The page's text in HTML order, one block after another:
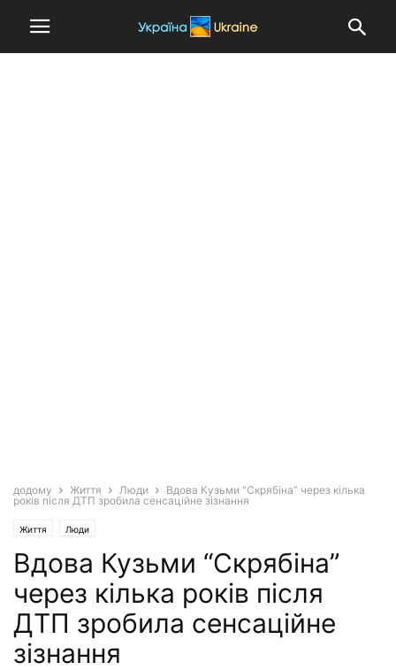
додому Життя Люди
Вдова Кузьми “Скрябіна” через кілька
років після ДТП зробила сенсаційне зізнання
Життя Люди
Вдова Кузьми “Скрябіна”
через кілька років після
ДТП зробила сенсаційне
зізнання